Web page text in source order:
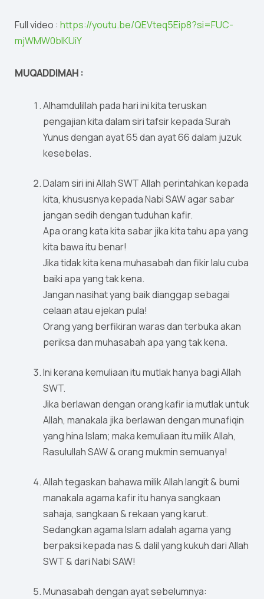
Full video : https://youtu.be/QEVteq5Eip8?si=FUC-
mjWMW0blKUiY
MUQADDIMAH :
Alhamdulillah pada hari ini kita teruskan
pengajian kita dalam siri tafsir kepada Surah
Yunus dengan ayat 65 dan ayat 66 dalam juzuk
kesebelas.
Dalam siri ini Allah SWT Allah perintahkan kepada
kita, khususnya kepada Nabi SAW agar sabar
jangan sedih dengan tuduhan kafir.
Apa orang kata kita sabar jika kita tahu apa yang
kita bawa itu benar!
Jika tidak kita kena muhasabah dan fikir lalu cuba
baiki apa yang tak kena.
Jangan nasihat yang baik dianggap sebagai
celaan atau ejekan pula!
Orang yang berfikiran waras dan terbuka akan
periksa dan muhasabah apa yang tak kena.
Ini kerana kemuliaan itu mutlak hanya bagi Allah
SWT.
Jika berlawan dengan orang kafir ia mutlak untuk
Allah, manakala jika berlawan dengan munafiqin
yang hina Islam; maka kemuliaan itu milik Allah,
Rasulullah SAW & orang mukmin semuanya!
Allah tegaskan bahawa milik Allah langit & bumi
manakala agama kafir itu hanya sangkaan
sahaja, sangkaan & rekaan yang karut.
Sedangkan agama Islam adalah agama yang
berpaksi kepada nas & dalil yang kukuh dari Allah
SWT & dari Nabi SAW!
Munasabah dengan ayat sebelumnya: